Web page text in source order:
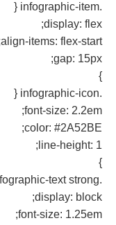
.infographic-item {
display: flex;
align-items: flex-start;
gap: 15px;
}
.infographic-icon {
font-size: 2.2em;
color: #2A52BE;
line-height: 1;
}
.infographic-text strong {
display: block;
font-size: 1.25em;